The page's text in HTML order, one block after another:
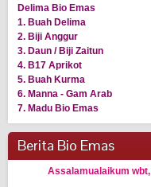
Delima Bio Emas
1. Buah Delima
2. Biji Anggur
3. Daun / Biji Zaitun
4. B17 Aprikot
5. Buah Kurma
6. Manna - Gam Arab
7. Madu Bio Emas
Berita Bio Emas
Assalamualaikum wbt,